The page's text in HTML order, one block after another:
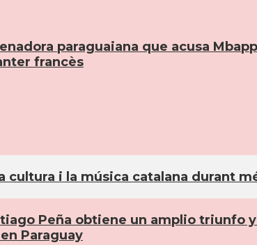
paraguaiana que acusa
francès
cultura i la música catalana durant
Peña obtiene un amplio triunfo
Paraguay